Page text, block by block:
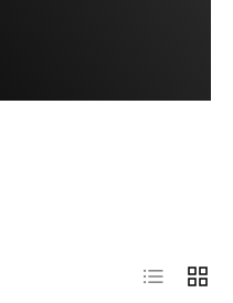
List Grid